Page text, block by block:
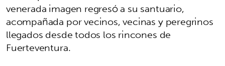
venerada imagen regresó a su santuario,
acompañada por vecinos, vecinas y peregrinos
llegados desde todos los rincones de
Fuerteventura.